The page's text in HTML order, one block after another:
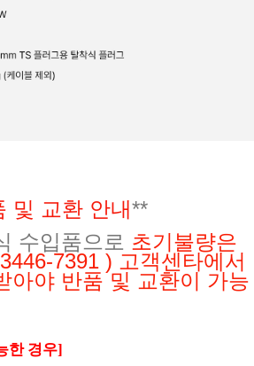
및 교환 안내**
수입품으로 초기불량은
7391 ) 고객센타에서
아야 반품 및 교환이 가능
한 경우]